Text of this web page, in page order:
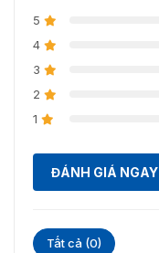
5
4
3
2
1
ĐÁNH GIÁ NGAY
Tất cả (0)